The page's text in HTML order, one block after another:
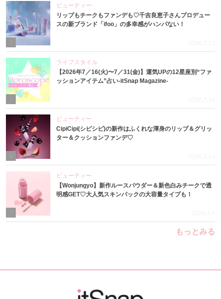
ビューティー
リップもチークもファンデも♡千吉良恵子さんプロデュー
スの新ブランド「ifoo」の多幸感がハンパない！
2026.7.10
3
ライフスタイル
【2026年7／16(火)〜7／31(金)】運気UPの12星座別“ファ
ッションアイテム”占い-itSnap Magazine-
2026.7.16
4
ビューティー
CipiCipi(シピシピ)の新作はふくれな渾身のリップ＆グリッ
ター＆クッションファンデ♡
2026.7.14
ビューティー
【Wonjungyo】新作ルースパウダー＆新色白みチークで透
明感GET♡大人気スキンパックの大容量タイプも！
2026.7.9
もっとみる